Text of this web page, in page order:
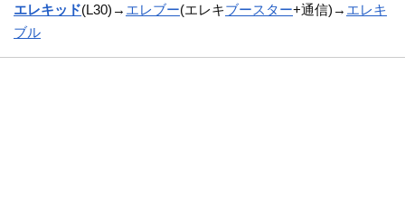
エレキッド(L30)→ エレブー(エレキブースター+通信)→ エレキ
ブル